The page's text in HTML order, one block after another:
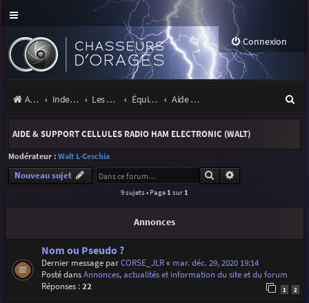
Connexion
Accueil Index du forum Les orages Équipement Aide & support cellules Radio Ham Electronic (Walt)
e
h
r
AIDE & SUPPORT CELLULES RADIO HAM ELECTRONIC (WALT)
Modérateur : Walt L-Ceschia
Nouveau sujet Rechercher
9 sujets • Page1sur1
Annonces
Nom ou Pseudo ?
Dernier message parCORSE_JLR« mar. déc. 29, 2020 19:14
Posté dansAnnonces, actualités et information du site et du forum
Réponses :22 1 2